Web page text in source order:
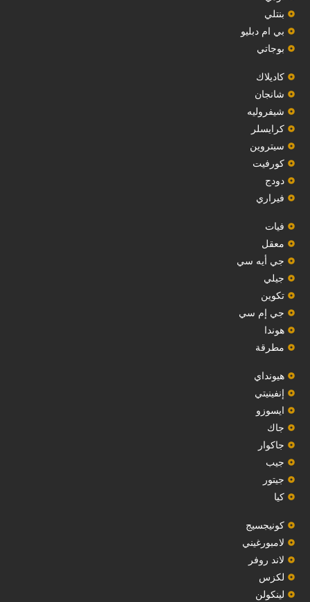
بنتلي
بي ام دبليو
بوجاتي
كاديلاك
‏شانجان‏
شيفروليه
‏كرايسلر‏
سيتروين
‏كورفيت‏
دودج
فيراري
فيات
معقل
‏جي أيه سي‏
جيلي
‏تكوين‏
جي إم سي
هوندا
مطرقة
هيونداي
إنفينيتي
‏ايسوزو‏
‏جاك‏
جاكوار
جيب
‏جيتور‏
كيا
‏كونيجسيج‏
لامبورغيني
لاند روفر
لكزس
لينكولن